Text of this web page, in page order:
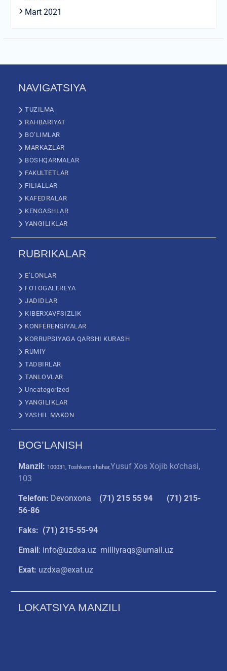
Mart 2021
NAVIGATSIYA
TUZILMA
RAHBARIYAT
BO’LIMLAR
MARKAZLAR
BOSHQARMALAR
FAKULTETLAR
FILIALLAR
KAFEDRALAR
KENGASHLAR
YANGILIKLAR
RUBRIKALAR
E’LONLAR
FOTOGALEREYA
JADIDLAR
KIBERXAVFSIZLIK
KONFERENSIYALAR
KORRUPSIYAGA QARSHI KURASH
RUMIY
TADBIRLAR
TANLOVLAR
Uncategorized
YANGILIKLAR
YASHIL MAKON
BOG’LANISH
Manzil: 100031, Toshkent shahar,Yusuf Xos Xojib ko‘chasi,
103
Telefon: Devonxona (71) 215 55 94
(71) 215-
56-86
Faks: (71) 215-55-94
Email: info@uzdxa.uz milliyraqs@umail.uz
Exat: uzdxa@exat.uz
LOKATSIYA MANZILI